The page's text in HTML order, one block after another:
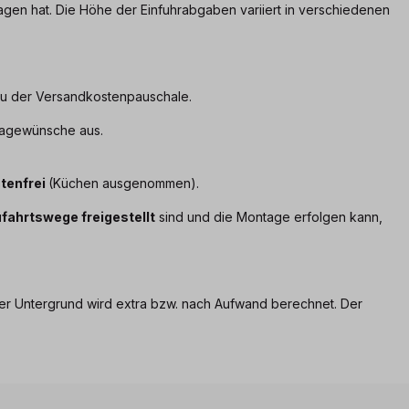
hat. Die Höhe der Einfuhrabgaben variiert in verschiedenen
der Versandkostenpauschale.
aus.
(Küchen ausgenommen).
freigestellt sind und die Montage erfolgen kann,
Untergrund wird extra bzw. nach Aufwand berechnet. Der